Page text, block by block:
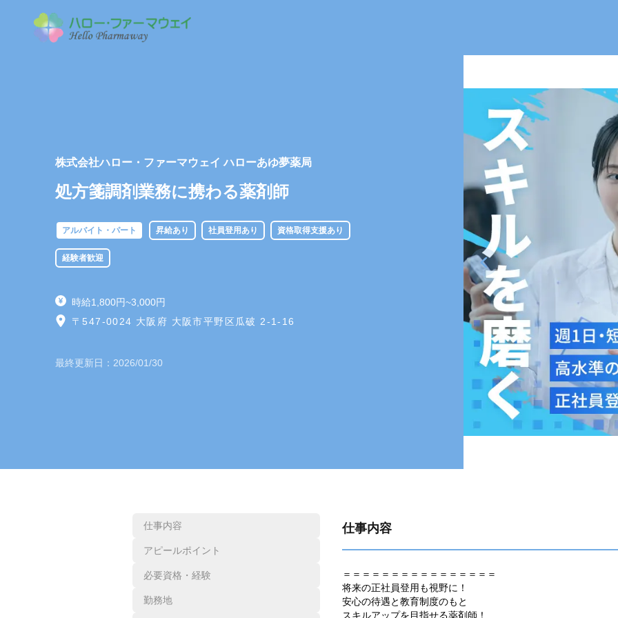
株式会社ハロー・ファーマウェイ ハローあゆ夢薬局
処方箋調剤業務に携わる薬剤師
アルバイト・パート 昇給あり 社員登用あり 資格取得支援あり
経験者歓迎
時給1,800円~3,000円
〒547-0024 大阪府 大阪市平野区瓜破 2-1-16
最終更新日： 2026/01/30
仕事内容
アピールポイント
必要資格・経験
勤務地
仕事内容
＝＝＝＝＝＝＝＝＝＝＝＝＝＝＝＝
将来の正社員登用も視野に！
安心の待遇と教育制度のもと
スキルアップを目指せる薬剤師！